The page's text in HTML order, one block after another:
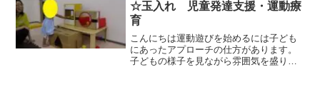
☆玉入れ 児童発達支援・運動療
育
こんにちは運動遊びを始めるには子ども
にあったアプローチの仕方があります。
子どもの様子を見ながら雰囲気を盛り上